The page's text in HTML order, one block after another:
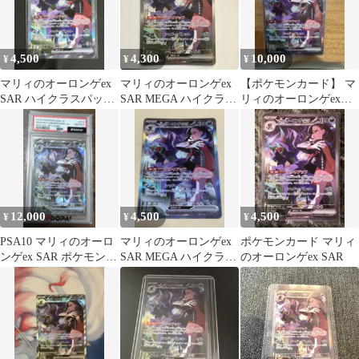
¥4,500
マリィのオーロンゲex
SAR ハイクラスパック
MEGAドリームex
¥4,300
マリィのオーロンゲex
SAR MEGA ハイクラス
¥ 10,000
【ポケモンカード】 マ
リィのオーロンゲex
SAR 美品
¥ 12,000
PSA10 マリィのオーロ
ンゲex SAR ポケモンカ
ード
¥4,500
マリィのオーロンゲex
SAR MEGA ハイクラス
パック MEGAドリーム
¥4,500
ポケモンカード マリィ
のオーロンゲex SAR